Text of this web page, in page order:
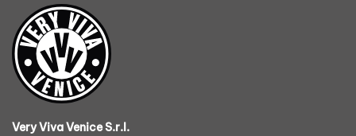
Very Viva Venice S.r.l.